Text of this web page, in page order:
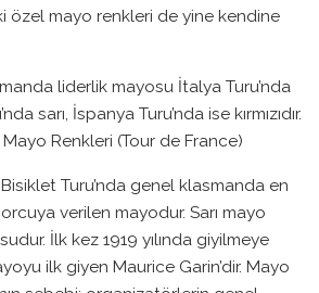
özel mayo renkleri de yine kendine
liderlik mayosu İtalya Turu’nda
sarı, İspanya Turu’nda ise kırmızıdır.
Renkleri (Tour de France)
Turu’nda genel klasmanda en
verilen mayodur. Sarı mayo
İlk kez 1919 yılında giyilmeye
ilk giyen Maurice Garin’dir. Mayo